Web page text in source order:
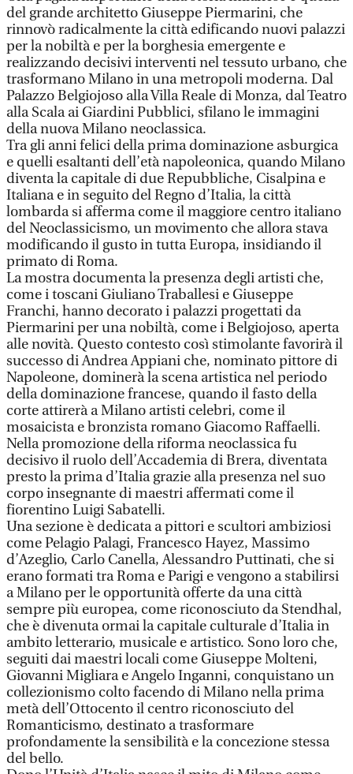
del grande architetto Giuseppe Piermarini, che
rinnovò radicalmente la città edificando nuovi palazzi
per la nobiltà e per la borghesia emergente e
realizzando decisivi interventi nel tessuto urbano, che
trasformano Milano in una metropoli moderna. Dal
Palazzo Belgiojoso alla Villa Reale di Monza, dal Teatro
alla Scala ai Giardini Pubblici, sfilano le immagini
della nuova Milano neoclassica.
Tra gli anni felici della prima dominazione asburgica
e quelli esaltanti dell’età napoleonica, quando Milano
diventa la capitale di due Repubbliche, Cisalpina e
Italiana e in seguito del Regno d’Italia, la città
lombarda si afferma come il maggiore centro italiano
del Neoclassicismo, un movimento che allora stava
modificando il gusto in tutta Europa, insidiando il
primato di Roma.
La mostra documenta la presenza degli artisti che,
come i toscani Giuliano Traballesi e Giuseppe
Franchi, hanno decorato i palazzi progettati da
Piermarini per una nobiltà, come i Belgiojoso, aperta
alle novità. Questo contesto così stimolante favorirà il
successo di Andrea Appiani che, nominato pittore di
Napoleone, dominerà la scena artistica nel periodo
della dominazione francese, quando il fasto della
corte attirerà a Milano artisti celebri, come il
mosaicista e bronzista romano Giacomo Raffaelli.
Nella promozione della riforma neoclassica fu
decisivo il ruolo dell’Accademia di Brera, diventata
presto la prima d’Italia grazie alla presenza nel suo
corpo insegnante di maestri affermati come il
fiorentino Luigi Sabatelli.
Una sezione è dedicata a pittori e scultori ambiziosi
come Pelagio Palagi, Francesco Hayez, Massimo
d’Azeglio, Carlo Canella, Alessandro Puttinati, che si
erano formati tra Roma e Parigi e vengono a stabilirsi
a Milano per le opportunità offerte da una città
sempre più europea, come riconosciuto da Stendhal,
che è divenuta ormai la capitale culturale d’Italia in
ambito letterario, musicale e artistico. Sono loro che,
seguiti dai maestri locali come Giuseppe Molteni,
Giovanni Migliara e Angelo Inganni, conquistano un
collezionismo colto facendo di Milano nella prima
metà dell’Ottocento il centro riconosciuto del
Romanticismo, destinato a trasformare
profondamente la sensibilità e la concezione stessa
del bello.